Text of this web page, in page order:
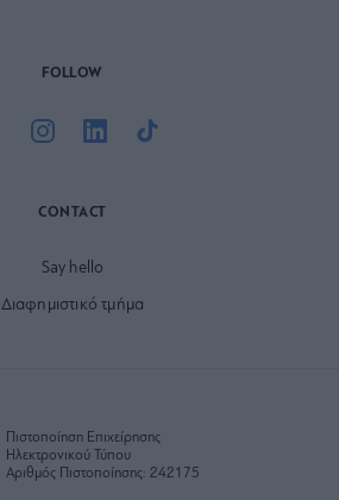
FOLLOW
CONTACT
Say hello
Διαφημιστικό τμήμα
Πιστοποίηση Επιχείρησης
Ηλεκτρονικού Τύπου
Αριθμός Πιστοποίησης: 242175